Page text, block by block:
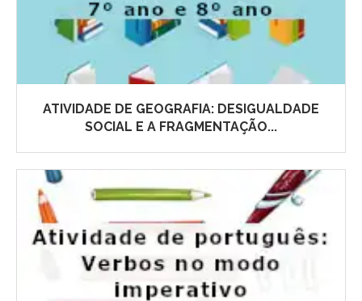
ATIVIDADE DE GEOGRAFIA: DESIGUALDADE
SOCIAL E A FRAGMENTAÇÃO...